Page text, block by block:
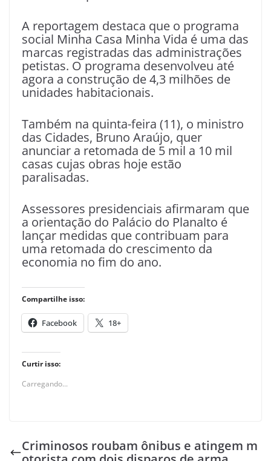
A reportagem destaca que o programa
social Minha Casa Minha Vida é uma das
marcas registradas das administrações
petistas. O programa desenvolveu até
agora a construção de 4,3 milhões de
unidades habitacionais.
Também na quinta-feira (11), o ministro
das Cidades, Bruno Araújo, quer
anunciar a retomada de 5 mil a 10 mil
casas cujas obras hoje estão
paralisadas.
Assessores presidenciais afirmaram que
a orientação do Palácio do Planalto é
lançar medidas que contribuam para
uma retomada do crescimento da
economia no fim do ano.
Compartilhe isso:
Facebook 18+
Curtir isso:
Carregando...
Criminosos roubam ônibus e atingem m